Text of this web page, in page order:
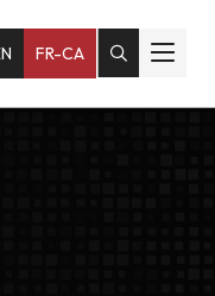
FR-CA